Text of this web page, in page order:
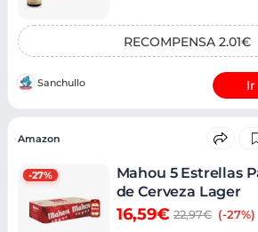
RECOMPENSA 2.01€
Sanchullo
-27%
Amazon
Mahou 5 Estrellas
de Cerveza Lager
16,59€ 22,97€ (-27%)